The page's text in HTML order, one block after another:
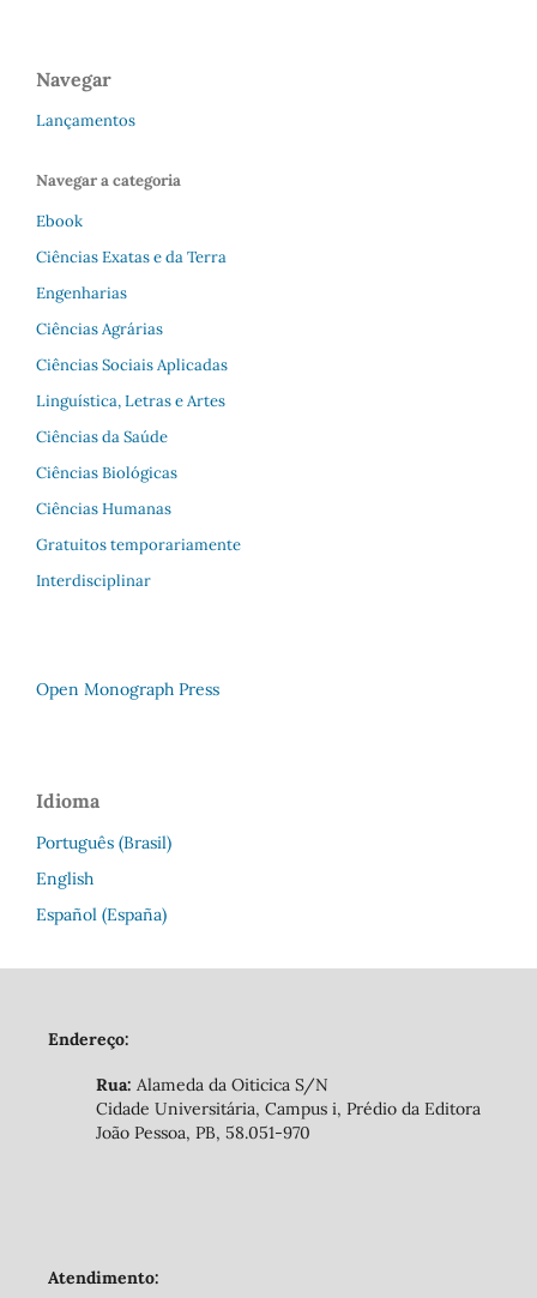
Navegar
Lançamentos
Navegar a categoria
Ebook
Ciências Exatas e da Terra
Engenharias
Ciências Agrárias
Ciências Sociais Aplicadas
Linguística, Letras e Artes
Ciências da Saúde
Ciências Biológicas
Ciências Humanas
Gratuitos temporariamente
Interdisciplinar
Open Monograph Press
Idioma
Português (Brasil)
English
Español (España)
Endereço:
Rua: Alameda da Oiticica S/N
Cidade Universitária, Campus i, Prédio da Editora
João Pessoa, PB, 58.051-970
Atendimento: